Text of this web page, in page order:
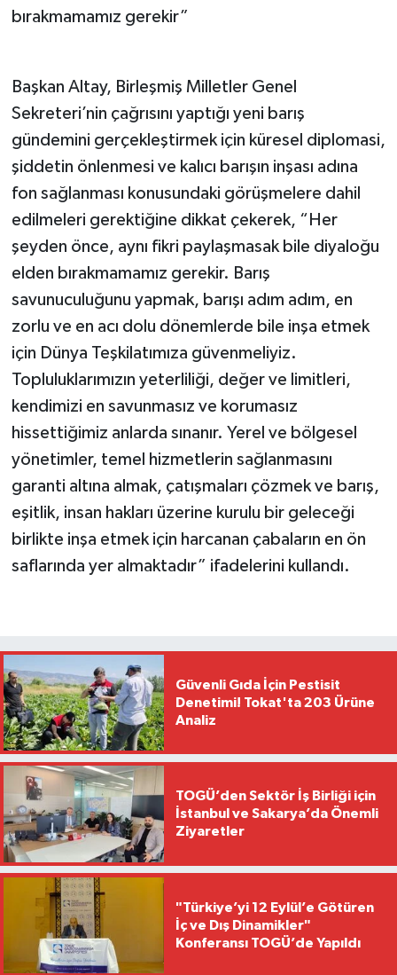
bırakmamamız gerekir”
Başkan Altay, Birleşmiş Milletler Genel
Sekreteri’nin çağrısını yaptığı yeni barış
gündemini gerçekleştirmek için küresel diplomasi,
şiddetin önlenmesi ve kalıcı barışın inşası adına
fon sağlanması konusundaki görüşmelere dahil
edilmeleri gerektiğine dikkat çekerek, “Her
şeyden önce, aynı fikri paylaşmasak bile diyaloğu
elden bırakmamamız gerekir. Barış
savunuculuğunu yapmak, barışı adım adım, en
zorlu ve en acı dolu dönemlerde bile inşa etmek
için Dünya Teşkilatımıza güvenmeliyiz.
Topluluklarımızın yeterliliği, değer ve limitleri,
kendimizi en savunmasız ve korumasız
hissettiğimiz anlarda sınanır. Yerel ve bölgesel
yönetimler, temel hizmetlerin sağlanmasını
garanti altına almak, çatışmaları çözmek ve barış,
eşitlik, insan hakları üzerine kurulu bir geleceği
birlikte inşa etmek için harcanan çabaların en ön
saflarında yer almaktadır” ifadelerini kullandı.
Güvenli Gıda İçin Pestisit
Denetimi! Tokat'ta 203 Ürüne
Analiz
TOGÜ’den Sektör İş Birliği için
İstanbul ve Sakarya’da Önemli
Ziyaretler
"Türkiye’yi 12 Eylül’e Götüren
İç ve Dış Dinamikler"
Konferansı TOGÜ’de Yapıldı